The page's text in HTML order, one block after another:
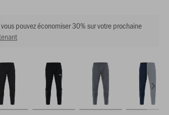
pouvez économiser 30% sur votre prochaine